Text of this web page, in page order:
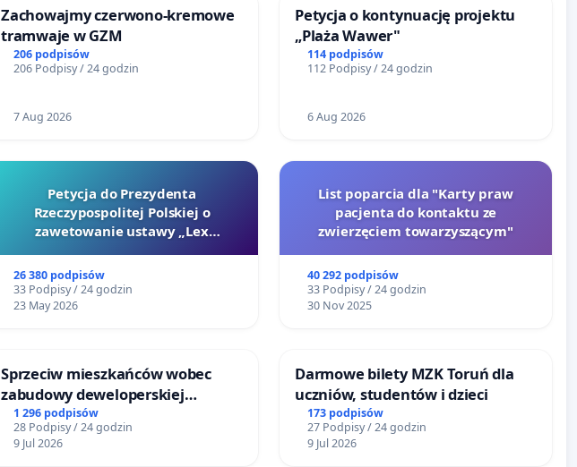
Zachowajmy czerwono-kremowe
tramwaje w GZM
206 podpisów
206 Podpisy / 24 godzin
7 Aug 2026
Petycja o kontynuację projektu
„Plaża Wawer"
114 podpisów
112 Podpisy / 24 godzin
6 Aug 2026
Petycja do Prezydenta
Rzeczypospolitej Polskiej o
zawetowanie ustawy „Lex
26 380 podpisów
33 Podpisy / 24 godzin
23 May 2026
List poparcia dla "Karty praw
pacjenta do kontaktu ze
zwierzęciem towarzyszącym"
40 292 podpisów
33 Podpisy / 24 godzin
30 Nov 2025
Sprzeciw mieszkańców wobec
zabudowy deweloperskiej
terenow zielonych w rejonie
Bulwarów Straceńskich w Bielsku-
Białej
1 296 podpisów
28 Podpisy / 24 godzin
9 Jul 2026
Darmowe bilety MZK Toruń dla
uczniów, studentów i dzieci
173 podpisów
27 Podpisy / 24 godzin
9 Jul 2026